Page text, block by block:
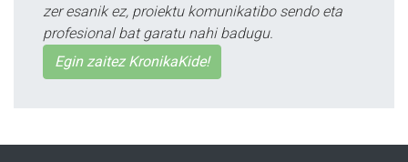
zer esanik ez, proiektu komunikatibo sendo eta
profesional bat garatu nahi badugu.
Egin zaitez KronikaKide!